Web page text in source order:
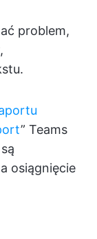
problem,
” Teams
osiągnięcie